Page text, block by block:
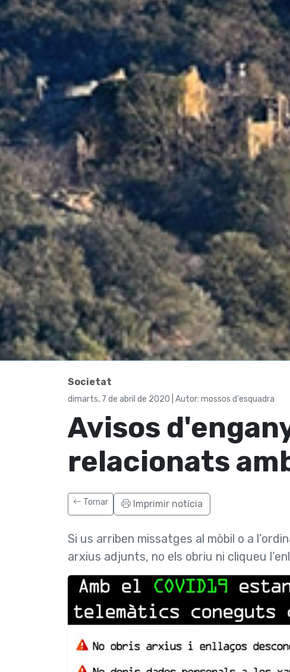
Societat
dimarts, 7 de abril de 2020 | Autor: mossos d'esquadra
Avisos
relacionats
Tornar Imprimir notícia
Si us arriben missatges al mòbil o a
arxius adjunts, no els obriu ni cliqueu